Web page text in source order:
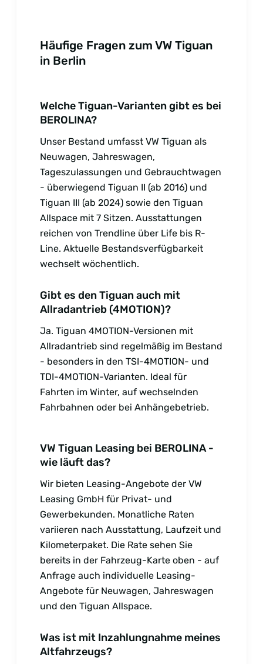
Häufige Fragen zum VW Tiguan
in Berlin
Welche Tiguan-Varianten gibt es bei
BEROLINA?
Unser Bestand umfasst VW Tiguan als
Neuwagen, Jahreswagen,
Tageszulassungen und Gebrauchtwagen
- überwiegend Tiguan II (ab 2016) und
Tiguan III (ab 2024) sowie den Tiguan
Allspace mit 7 Sitzen. Ausstattungen
reichen von Trendline über Life bis R-
Line. Aktuelle Bestandsverfügbarkeit
wechselt wöchentlich.
Gibt es den Tiguan auch mit
Allradantrieb (4MOTION)?
Ja. Tiguan 4MOTION-Versionen mit
Allradantrieb sind regelmäßig im Bestand
- besonders in den TSI-4MOTION- und
TDI-4MOTION-Varianten. Ideal für
Fahrten im Winter, auf wechselnden
Fahrbahnen oder bei Anhängebetrieb.
VW Tiguan Leasing bei BEROLINA -
wie läuft das?
Wir bieten Leasing-Angebote der VW
Leasing GmbH für Privat- und
Gewerbekunden. Monatliche Raten
variieren nach Ausstattung, Laufzeit und
Kilometerpaket. Die Rate sehen Sie
bereits in der Fahrzeug-Karte oben - auf
Anfrage auch individuelle Leasing-
Angebote für Neuwagen, Jahreswagen
und den Tiguan Allspace.
Was ist mit Inzahlungnahme meines
Altfahrzeugs?